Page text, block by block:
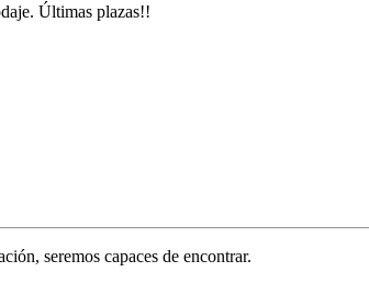
Últimas plazas!!
seremos capaces de encontrar.